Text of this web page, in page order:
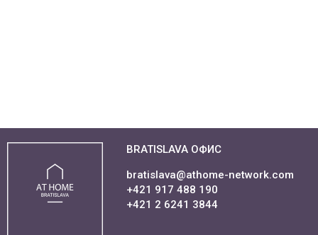
BRATISLAVA ОФИС
bratislava@athome-network.com
+421 917 488 190
+421 2 6241 3844